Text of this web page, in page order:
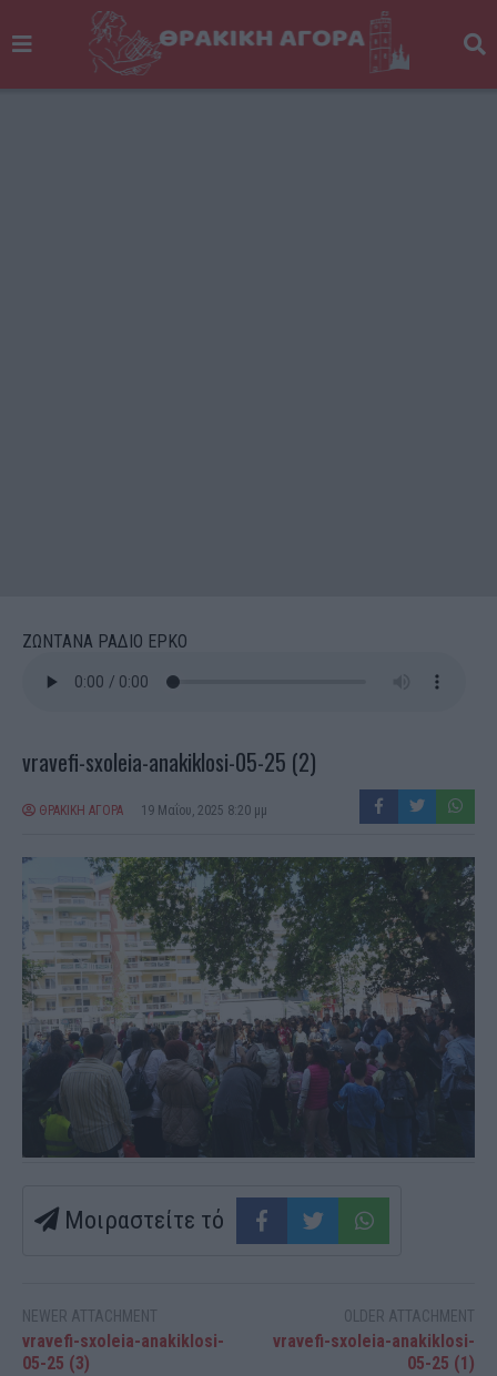
ΖΩΝΤΑΝΑ ΡΑΔΙΟ ΕΡΚΟ
vravefi-sxoleia-anakiklosi-05-25 (2)
ΘΡΑΚΙΚΗ ΑΓΟΡΑ 19 Μαΐου, 2025 8:20 μμ
Μοιραστείτε τό
NEWER ATTACHMENT
vravefi-sxoleia-anakiklosi-
05-25 (3)
OLDER ATTACHMENT
vravefi-sxoleia-anakiklosi-
05-25 (1)